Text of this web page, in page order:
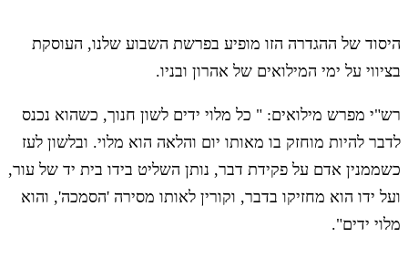
היסוד של ההגדרה הזו מופיע בפרשת השבוע שלנו, העוסקת
בציווי על ימי המילואים של אהרון ובניו.
רש"י מפרש מילואים: " כל מלוי ידים לשון חנוך, כשהוא נכנס
לדבר להיות מוחזק בו מאותו יום והלאה הוא מלוי. ובלשון לעז
כשממנין אדם על פקידת דבר, נותן השליט בידו בית יד של עור,
ועל ידו הוא מחזיקו בדבר, וקורין לאותו מסירה 'הסמכה', והוא
מלוי ידים".